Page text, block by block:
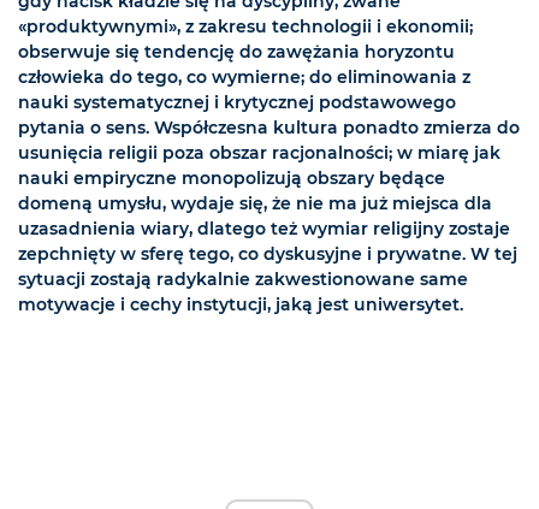
«produktywnymi», z zakresu technologii i ekonomii;
obserwuje się tendencję do zawężania horyzontu
człowieka do tego, co wymierne; do eliminowania z
nauki systematycznej i krytycznej podstawowego
pytania o sens. Współczesna kultura ponadto zmierza do
usunięcia religii poza obszar racjonalności; w miarę jak
nauki empiryczne monopolizują obszary będące
domeną umysłu, wydaje się, że nie ma już miejsca dla
uzasadnienia wiary, dlatego też wymiar religijny zostaje
zepchnięty w sferę tego, co dyskusyjne i prywatne. W tej
sytuacji zostają radykalnie zakwestionowane same
motywacje i cechy instytucji, jaką jest uniwersytet.